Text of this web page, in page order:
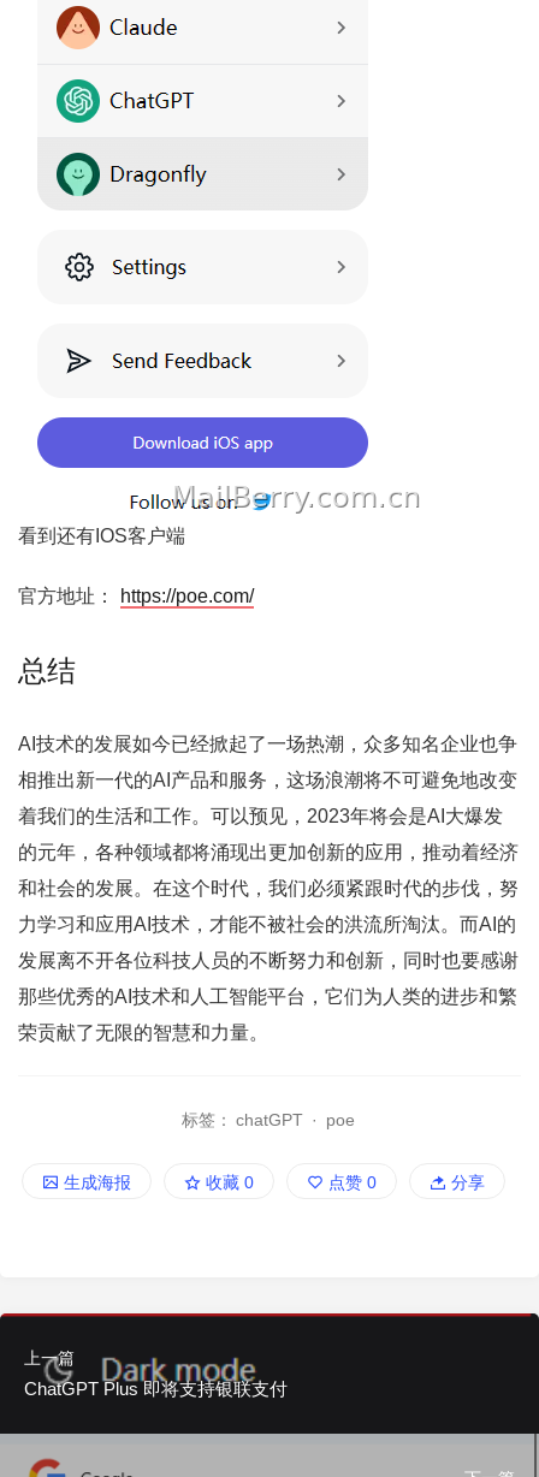
看到还有IOS客户端
官方地址： https://poe.com/
总结
AI技术的发展如今已经掀起了一场热潮，众多知名企业也争
相推出新一代的AI产品和服务，这场浪潮将不可避免地改变
着我们的生活和工作。可以预见，2023年将会是AI大爆发
的元年，各种领域都将涌现出更加创新的应用，推动着经济
和社会的发展。在这个时代，我们必须紧跟时代的步伐，努
力学习和应用AI技术，才能不被社会的洪流所淘汰。而AI的
发展离不开各位科技人员的不断努力和创新，同时也要感谢
那些优秀的AI技术和人工智能平台，它们为人类的进步和繁
荣贡献了无限的智慧和力量。
标签： chatGPT · poe
生成海报 收藏 0 点赞 0 分享
上一篇
ChatGPT Plus 即将支持银联支付